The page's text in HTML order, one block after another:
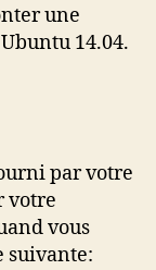
une
14.04.
par votre
votre
vous
suivante: